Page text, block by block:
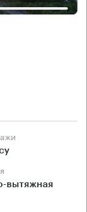
вытяжная